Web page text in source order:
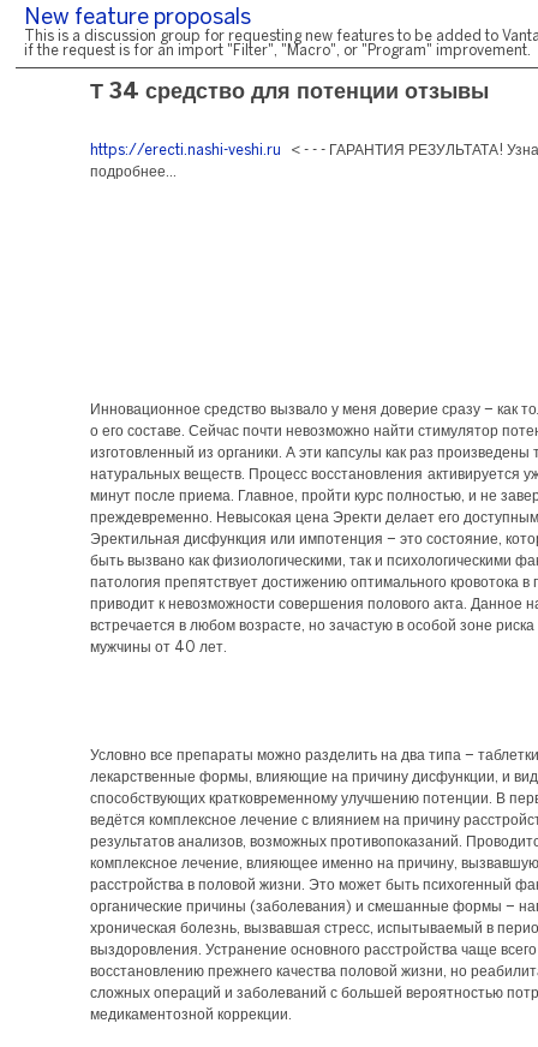
New feature proposals
This is a discussion group for requesting new features to be added to
if the request is for an import "Filter", "Macro", or "Program" improvement.
Т 34 средство для потенции отзывы
https://erecti.nashi-veshi.ru < - - - ГАРАНТИЯ РЕЗУЛЬТАТА!
подробнее...
Инновационное средство вызвало у меня доверие сразу – как
о его составе. Сейчас почти невозможно найти стимулятор
изготовленный из органики. А эти капсулы как раз произведены
натуральных веществ. Процесс восстановления активируется
минут после приема. Главное, пройти курс полностью, и не
преждевременно. Невысокая цена Эректи делает его
Эректильная дисфункция или импотенция – это состояние,
быть вызвано как физиологическими, так и психологическими
патология препятствует достижению оптимального кровотока в
приводит к невозможности совершения полового акта. Данное
встречается в любом возрасте, но зачастую в особой зоне риска
мужчины от 40 лет.
Условно все препараты можно разделить на два типа –
лекарственные формы, влияющие на причину дисфункции, и
способствующих кратковременному улучшению потенции. В
ведётся комплексное лечение с влиянием на причину
результатов анализов, возможных противопоказаний.
комплексное лечение, влияющее именно на причину,
расстройства в половой жизни. Это может быть психогенный
органические причины (заболевания) и смешанные формы –
хроническая болезнь, вызвавшая стресс, испытываемый в
выздоровления. Устранение основного расстройства чаще
восстановлению прежнего качества половой жизни, но
сложных операций и заболеваний с большей вероятностью
медикаментозной коррекции.